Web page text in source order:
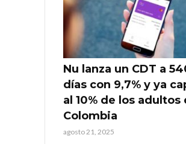
Nu lanza un CDT a
días con 9,7% y ya
al 10% de los adultos
Colombia
agosto 21, 2025